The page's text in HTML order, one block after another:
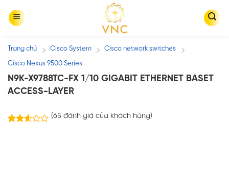
Trang chủ / Cisco System / Cisco network switches /
Cisco Nexus 9500 Series
N9K-X9788TC-FX 1/10 GIGABIT ETHERNET BASET
ACCESS-LAYER
(65 đánh giá của khách hàng)